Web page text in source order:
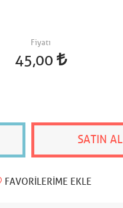
Fiyatı
45,00
SATIN AL
FAVORILERIME EKLE